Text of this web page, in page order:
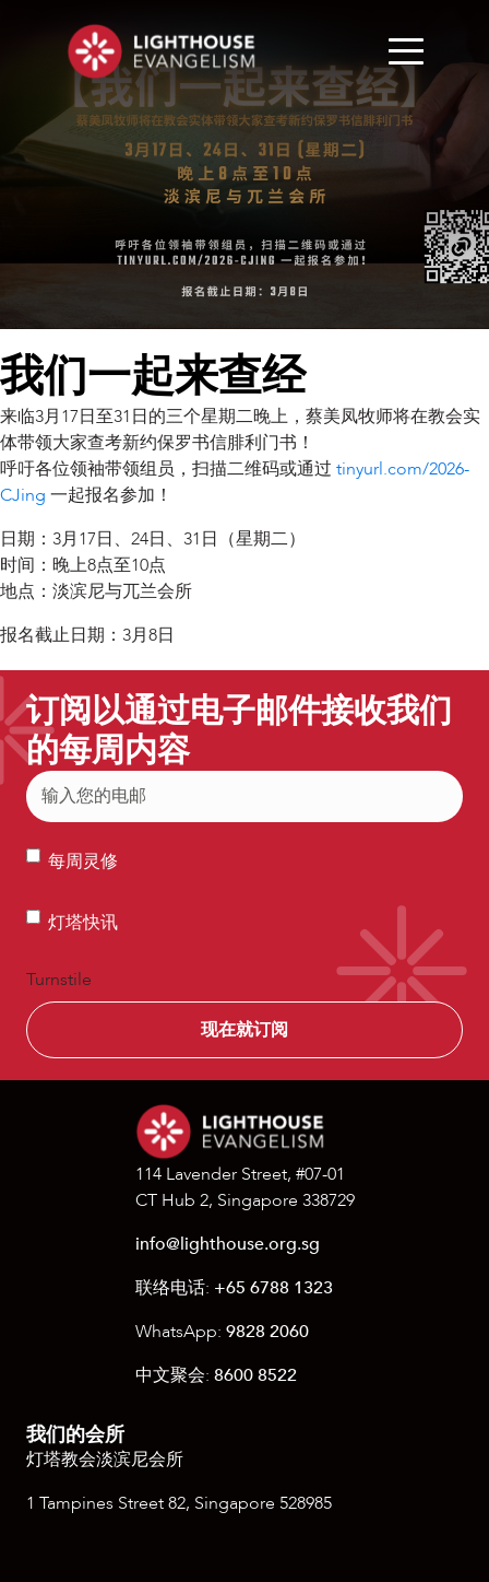
我们一起来查经
来临3月17日至31日的三个星期二晚上，蔡美凤牧师将在教会实
体带领大家查考新约保罗书信腓利门书！
呼吁各位领袖带领组员，扫描二维码或通过 tinyurl.com/2026-
CJing 一起报名参加！
日期：3月17日、24日、31日（星期二）
时间：晚上8点至10点
地点：淡滨尼与兀兰会所
报名截止日期：3月8日
订阅以通过电子邮件接收我们
的每周内容
电
子
件
每
灵
每周灵修
灯
快
灯塔快讯
Turnstile
114 Lavender Street, #07-01
CT Hub 2, Singapore 338729
info@lighthouse.org.sg
联络电话: +65 6788 1323
WhatsApp: 9828 2060
中文聚会: 8600 8522
我们的会所
灯塔教会淡滨尼会所
1 Tampines Street 82, Singapore 528985